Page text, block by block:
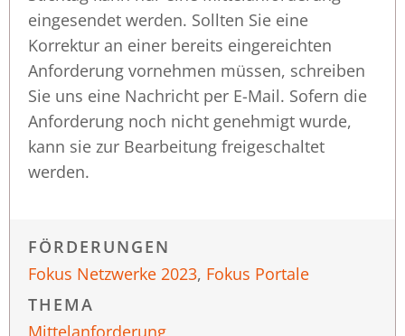
eingesendet werden. Sollten Sie eine
Korrektur an einer bereits eingereichten
Anforderung vornehmen müssen, schreiben
Sie uns eine Nachricht per E-Mail. Sofern die
Anforderung noch nicht genehmigt wurde,
kann sie zur Bearbeitung freigeschaltet
werden.
FÖRDERUNGEN
Fokus Netzwerke 2023, Fokus Portale
THEMA
Mittelanforderung